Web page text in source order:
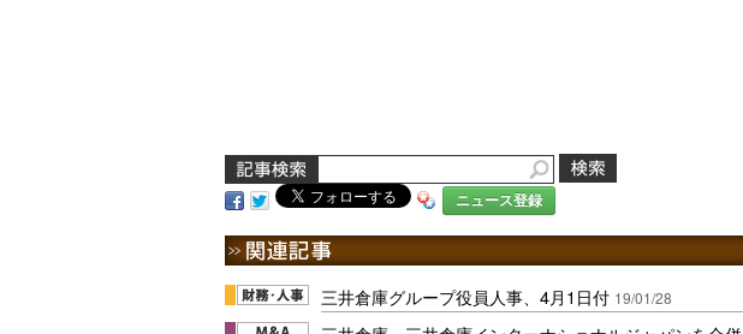
ニュース登録
三井倉庫グループ役員人事、4月1日付 19/01/28